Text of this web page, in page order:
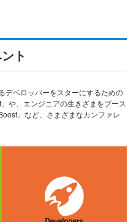
ト
デベロッパーをスターにするための
や、エンジニアの生きざまをブース
」など、さまざまなカンファレ